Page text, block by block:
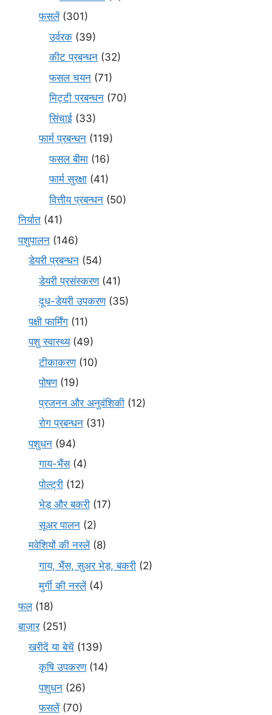
फसलें(301)
उर्वरक (39)
कीट प्रबन्धन (32)
फसल चयन (71)
मि‌ट्टी प्रबन्धन (70)
सिंचाई (33)
फार्म प्रबन्धन (119)
फसल बीमा (16)
फार्म सुरक्षा (41)
वित्तीय प्रबन्धन (50)
निर्यात (41)
पशुपालन (146)
डेयरी प्रबन्धन (54)
डेयरी प्रसंस्करण(41)
दूध-डेयरी उपकरण(35)
पक्षी फार्मिंग (11)
पशु स्वास्थ्य(49)
टीकाकरण(10)
पोषण(19)
प्रजनन और अनुवंशिकी (12)
रोग प्रबन्धन (31)
पशुधन (94)
गाय-भैंस(4)
पोल्ट्री (12)
भेड़ और बकरी (17)
सूअर पालन (2)
मवेशियों की नस्लें(8)
गाय, भैंस, सुअर भेड़, बकरी (2)
मुर्गी की नस्लें(4)
फल(18)
बाज़ार(251)
खरीदें या बेचें (139)
कृषि उपकरण(14)
पशुधन (26)
फसलें(70)